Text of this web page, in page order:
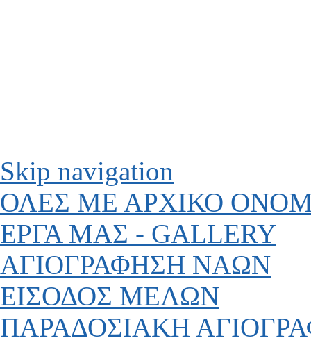
Skip navigation
ΟΛΕΣ ΜΕ ΑΡΧΙΚΟ
ΕΡΓΑ ΜΑΣ - GALLERY
ΑΓΙΟΓΡΑΦΗΣΗ ΝΑΩΝ
ΕΙΣΟΔΟΣ ΜΕΛΩΝ
ΠΑΡΑΔΟΣΙΑΚΗ